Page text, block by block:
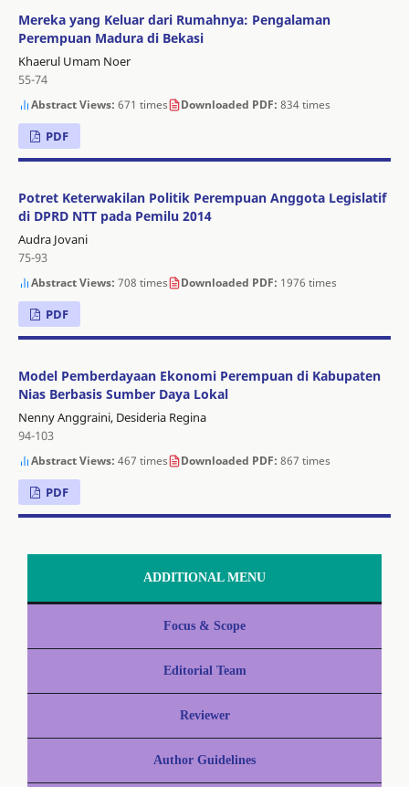
Mereka yang Keluar dari Rumahnya: Pengalaman
Perempuan Madura di Bekasi
Khaerul Umam Noer
55-74
Abstract Views: 671 times Downloaded PDF: 834 times
PDF
Potret Keterwakilan Politik Perempuan Anggota Legislatif
di DPRD NTT pada Pemilu 2014
Audra Jovani
75-93
Abstract Views: 708 times Downloaded PDF: 1976 times
PDF
Model Pemberdayaan Ekonomi Perempuan di Kabupaten
Nias Berbasis Sumber Daya Lokal
Nenny Anggraini, Desideria Regina
94-103
Abstract Views: 467 times Downloaded PDF: 867 times
PDF
ADDITIONAL MENU
Focus & Scope
Editorial Team
Reviewer
Author Guidelines